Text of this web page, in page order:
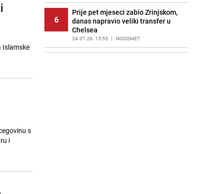
Islamske
s
i
6
Prije pet mjeseci zabio Zrinjskom,
danas napravio veliki transfer u
Chelsea
24.07.26. 15:55 | NOGOMET